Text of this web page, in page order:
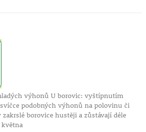
výhonů U borovic: vyštípnutím
podobných výhonů na polovinu či
borovice hustěji a zůstávají déle
května